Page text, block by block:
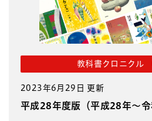
教科書クロニクル
2023年6月29日 更新
平成28年度版（平成28年～